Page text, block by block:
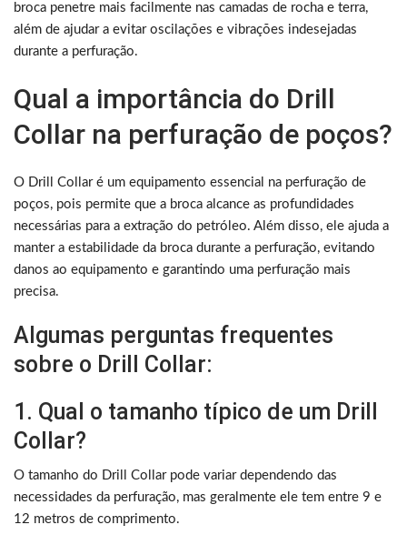
broca penetre mais facilmente nas camadas de rocha e terra,
além de ajudar a evitar oscilações e vibrações indesejadas
durante a perfuração.
Qual a importância do Drill
Collar na perfuração de poços?
O Drill Collar é um equipamento essencial na perfuração de
poços, pois permite que a broca alcance as profundidades
necessárias para a extração do petróleo. Além disso, ele ajuda a
manter a estabilidade da broca durante a perfuração, evitando
danos ao equipamento e garantindo uma perfuração mais
precisa.
Algumas perguntas frequentes
sobre o Drill Collar:
1. Qual o tamanho típico de um Drill
Collar?
O tamanho do Drill Collar pode variar dependendo das
necessidades da perfuração, mas geralmente ele tem entre 9 e
12 metros de comprimento.